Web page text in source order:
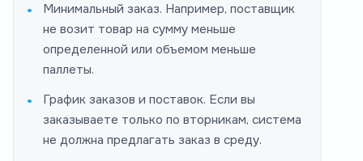
Минимальный заказ. Например, поставщик
не возит товар на сумму меньше
определенной или объемом меньше
паллеты.
График заказов и поставок. Если вы
заказываете только по вторникам, система
не должна предлагать заказ в среду.